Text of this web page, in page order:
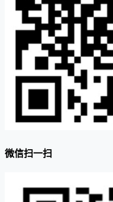
微信扫一扫